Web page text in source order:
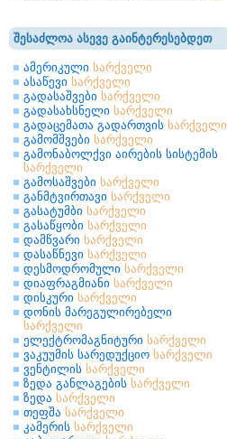
შესაძლოა ასევე გაინტერესებდეთ
ამერიკული სარქველი
ასაწევი სარქველი
გადასაშვები სარქველი
გადასახსნელი სარქველი
გადაცემათა გადართვის სარქველი
გამომშვები სარქველი
გამონაბოლქვი აირების სისტემის
სარქველი
გამოსაშვები სარქველი
განმტვირთავი სარქველი
გასატუმბი სარქველი
გასაწყობი სარქველი
დამწვარი სარქველი
დასაწნევი სარქველი
დესმოდრომული სარქველი
დიაფრაგმიანი სარქველი
დისკური სარქველი
დონის მარეგულირებელი
სარქველი
ელექტრომაგნიტური სარქველი
ვაკუუმის სარედუქციო სარქველი
ვენტილის სარქველი
ზედა განლაგების სარქველი
ზედა სარქველი
თეფშა სარქველი
კამერის სარქველი